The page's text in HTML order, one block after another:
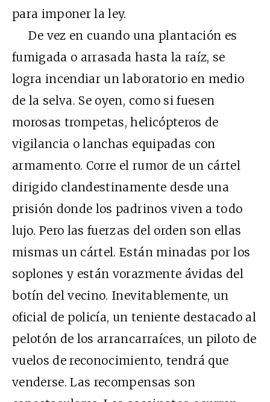
para imponer la ley.
De vez en cuando una plantación es
fumigada o arrasada hasta la raíz, se
logra incendiar un laboratorio en medio
de la selva. Se oyen, como si fuesen
morosas trompetas, helicópteros de
vigilancia o lanchas equipadas con
armamento. Corre el rumor de un cártel
dirigido clandestinamente desde una
prisión donde los padrinos viven a todo
lujo. Pero las fuerzas del orden son ellas
mismas un cártel. Están minadas por los
soplones y están vorazmente ávidas del
botín del vecino. Inevitablemente, un
oficial de policía, un teniente destacado al
pelotón de los arrancarraíces, un piloto de
vuelos de reconocimiento, tendrá que
venderse. Las recompensas son